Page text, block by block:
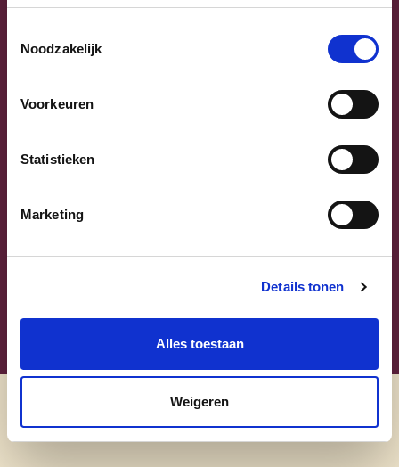
Noodzakelijk
Voorkeuren
Statistieken
Marketing
Details tonen
Alles toestaan
Weigeren
Vlaams-Brabant | Federaal Parlement
alle kandidaten
Ontdek